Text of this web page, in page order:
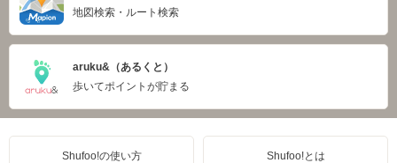
地図検索・ルート検索
aruku&（あるくと）
歩いてポイントが貯まる
Shufoo!の使い方 Shufoo!とは